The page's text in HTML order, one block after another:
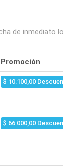
de inmediato
Promoción
$ 10.100,00
$ 66.000,00